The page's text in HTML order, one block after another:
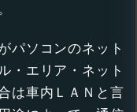
パソコンのネット
・エリア・ネット
は車内ＬＡＮと言